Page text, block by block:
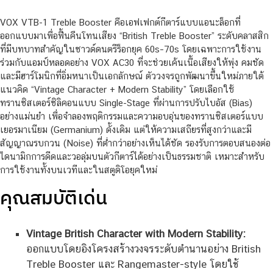
VOX VTB-1 Treble Booster คือเอฟเฟกต์กีตาร์แบบแอนะล็อกที่
ออกแบบมาเพื่อฟื้นคืนโทนเสียง “British Treble Booster” ระดับคลาสสิก
ที่มีบทบาทสำคัญในซาวด์ดนตรีร็อกยุค 60s–70s โดยเฉพาะการใช้งาน
ร่วมกับแอมป์หลอดอย่าง VOX AC30 ที่จะช่วยเค้นเนื้อเสียงให้พุ่ง คมชัด
และมีฮาร์โมนิกที่อิ่มหนาเป็นเอกลักษณ์ ตัววงจรถูกพัฒนาขึ้นใหม่ภายใต้
แนวคิด “Vintage Character + Modern Stability” โดยเลือกใช้
ทรานซิสเตอร์ซิลิคอนแบบ Single-Stage ที่ผ่านการปรับไบอัส (Bias)
อย่างแม่นยำ เพื่อจำลองพฤติกรรมและความอบอุ่นของทรานซิสเตอร์แบบ
เยอรมาเนียม (Germanium) ดั้งเดิม แต่ให้ความเสถียรที่สูงกว่าและมี
สัญญาณรบกวน (Noise) ที่ต่ำกว่าอย่างเห็นได้ชัด รองรับการตอบสนองต่อ
ไดนามิกการดีดและวอลุ่มบนตัวกีตาร์ได้อย่างเป็นธรรมชาติ เหมาะสำหรับ
การใช้งานทั้งบนเวทีและในสตูดิโอยุคใหม่
คุณสมบัติเด่น
Vintage British Character with Modern Stability:
ออกแบบโดยอิงโครงสร้างวงจรระดับตำนานอย่าง British
Treble Booster และ Rangemaster-style โดยใช้